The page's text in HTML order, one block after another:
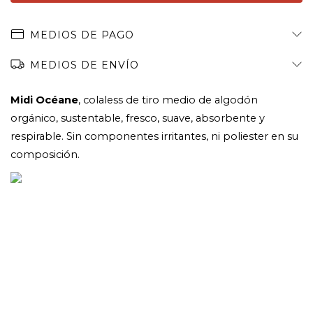
MEDIOS DE PAGO
MEDIOS DE ENVÍO
Midi Océane, colaless de tiro medio de algodón
orgánico, sustentable, fresco, suave, absorbente y
respirable. Sin componentes irritantes, ni poliester en su
composición.